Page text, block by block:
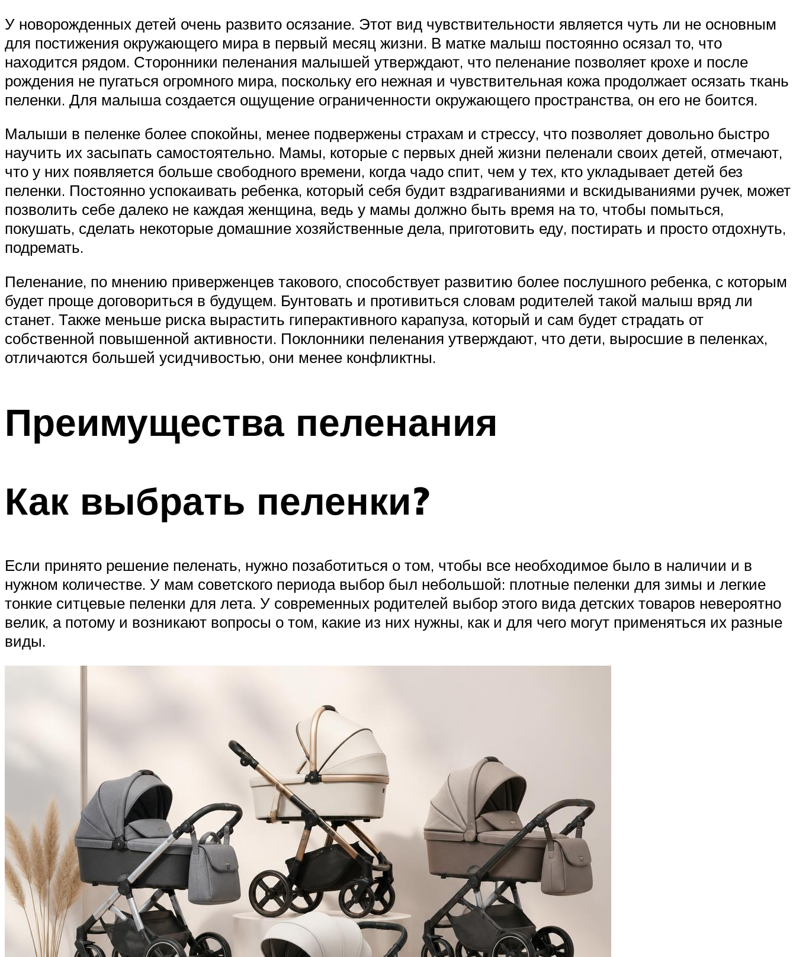
У новорожденных детей очень развито осязание. Этот вид чувствительности является чуть ли не основным
для постижения окружающего мира в первый месяц жизни. В матке малыш постоянно осязал то, что
находится рядом. Сторонники пеленания малышей утверждают, что пеленание позволяет крохе и после
рождения не пугаться огромного мира, поскольку его нежная и чувствительная кожа продолжает осязать ткань
пеленки. Для малыша создается ощущение ограниченности окружающего пространства, он его не боится.
Малыши в пеленке более спокойны, менее подвержены страхам и стрессу, что позволяет довольно быстро
научить их засыпать самостоятельно. Мамы, которые с первых дней жизни пеленали своих детей, отмечают,
что у них появляется больше свободного времени, когда чадо спит, чем у тех, кто укладывает детей без
пеленки. Постоянно успокаивать ребенка, который себя будит вздрагиваниями и вскидываниями ручек, может
позволить себе далеко не каждая женщина, ведь у мамы должно быть время на то, чтобы помыться,
покушать, сделать некоторые домашние хозяйственные дела, приготовить еду, постирать и просто отдохнуть,
подремать.
Пеленание, по мнению приверженцев такового, способствует развитию более послушного ребенка, с которым
будет проще договориться в будущем. Бунтовать и противиться словам родителей такой малыш вряд ли
станет. Также меньше риска вырастить гиперактивного карапуза, который и сам будет страдать от
собственной повышенной активности. Поклонники пеленания утверждают, что дети, выросшие в пеленках,
отличаются большей усидчивостью, они менее конфликтны.
Преимущества пеленания
Как выбрать пеленки?
Если принято решение пеленать, нужно позаботиться о том, чтобы все необходимое было в наличии и в
нужном количестве. У мам советского периода выбор был небольшой: плотные пеленки для зимы и легкие
тонкие ситцевые пеленки для лета. У современных родителей выбор этого вида детских товаров невероятно
велик, а потому и возникают вопросы о том, какие из них нужны, как и для чего могут применяться их разные
виды.